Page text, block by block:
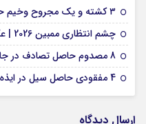
۳ کشته و یک مجروح وخیم حاصل تصادف شبانه در ایذه
چشم انتظاری ممبین 2026 | عکاس: وحید اورکی
8 مصدوم حاصل تصادف در جاده سوسن
4 مفقودی حاصل سیل در ایذه
ارسال دیدگاه